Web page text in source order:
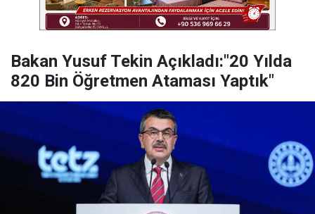
Bakan Yusuf Tekin Açıkladı:"20 Yılda
820 Bin Öğretmen Ataması Yaptık"